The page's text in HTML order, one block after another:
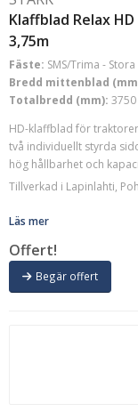
Klaffblad Relax
3,75m
Fäste: SMS/Trima - Stora
Bredd mittenblad
Totalbredd (mm):
HD-klaffblad för
två individuellt styrda
hög hållbarhet och
Tillverkad i Lapinlahti,
Läs mer
Offert!
Begär offert